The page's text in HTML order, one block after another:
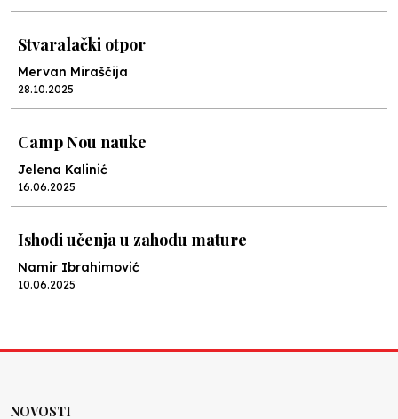
Stvaralački otpor
Mervan Miraščija
28.10.2025
Camp Nou nauke
Jelena Kalinić
16.06.2025
Ishodi učenja u zahodu mature
Namir Ibrahimović
10.06.2025
NOVOSTI